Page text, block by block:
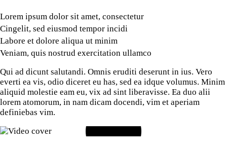
Lorem ipsum dolor sit amet, consectetur
Cingelit, sed eiusmod tempor incidi
Labore et dolore aliqua ut minim
Veniam, quis nostrud exercitation ullamco
Qui ad dicunt salutandi. Omnis eruditi deserunt in ius. Vero
everti ea vis, odio diceret eu has, sed ea idque volumus. Minim
aliquid molestie eam eu, vix ad sint liberavisse. Ea duo alii
lorem atomorum, in nam dicam docendi, vim et aperiam
definiebas vim.